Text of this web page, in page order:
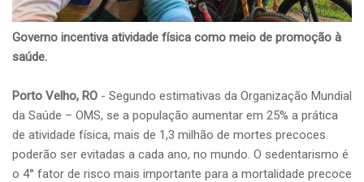
Governo incentiva atividade física como meio de promoção à
saúde.
Porto Velho, RO - Segundo estimativas da Organização Mundial
da Saúde – OMS, se a população aumentar em 25% a prática
de atividade física, mais de 1,3 milhão de mortes precoces
poderão ser evitadas a cada ano, no mundo. O sedentarismo é
o 4° fator de risco mais importante para a mortalidade precoce